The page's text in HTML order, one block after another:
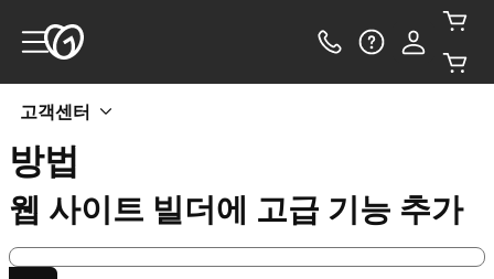
고객센터
방법
웹 사이트 빌더에 고급 기능 추가